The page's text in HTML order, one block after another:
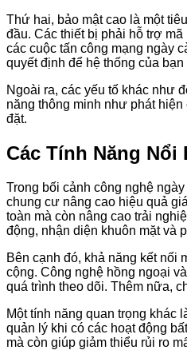
Thứ hai, bảo mật cao là một
đầu. Các thiết bị phải hỗ trợ
các cuộc tấn công mạng ngày
quyết định để hệ thống của bạn
Ngoài ra, các yếu tố khác như
năng thông minh như phát
đặt.
Các Tính Năng Nổi
Trong bối cảnh công nghệ
chung cư nâng cao hiệu quả
toàn mà còn nâng cao trải
động, nhận diện khuôn mặt và
Bên cạnh đó, khả năng kết nối
cộng. Công nghệ hồng ngoại
quá trình theo dõi. Thêm nữa,
Một tính năng quan trọng khác
quản lý khi có các hoạt động
mà còn giúp giảm thiểu rủi ro